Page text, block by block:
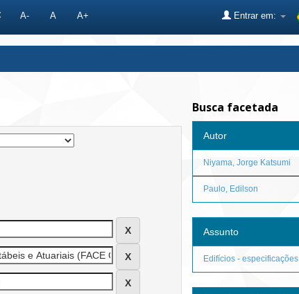
A- A A+ Entrar em:
Busca facetada
Autor
Niyama, Jorge Katsumi
Paulo, Edilson
Assunto
Edifícios - especificações